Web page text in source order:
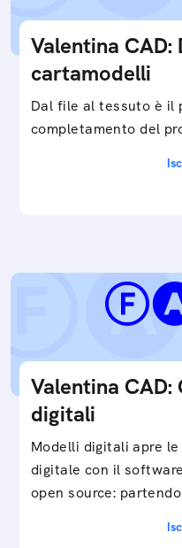
Valentina
cartamodelli
Dal file al tessuto è il
completamento del
Valentina
digitali
Modelli digitali apre
digitale con il
open source: